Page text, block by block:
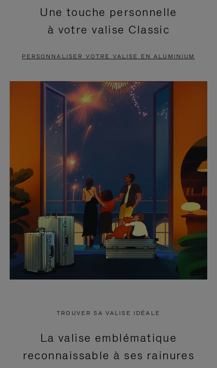
EN
PAUSE,
APPUYEZ
POUR
METTRE
PAUSE
VIDÉO
EST
DÉSACTIVÉ.
CLIQUER
POUR
RÉACTIVER
LE
SON
Une touche personnelle
à votre valise Classic
PERSONNALISER VOTRE VALISE EN ALUMINIUM
TROUVER SA VALISE IDÉALE
La valise emblématique
reconnaissable à ses rainures